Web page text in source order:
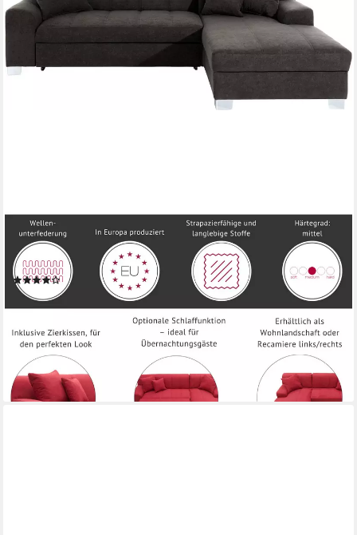
DOMO COLLECTION
Ecksofa TURAH 239x152 cm, inkl. Zierkissen, moderne
Steppung, wahlw. mit Bettfunktion, L-Form, Unser Dauertiefpreis
(185)
ab 629,99 € 1.199,99 €
lieferbar in 2 Wochen